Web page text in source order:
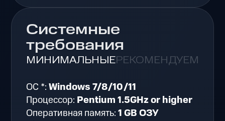
Системные
требования
МИНИМАЛЬНЫЕРЕКОМЕНДУЕМЫЕ
ОС *:Windows 7/8/10/11
Процессор: Pentium 1.5GHz or higher
Оперативная память:1 GB ОЗУ